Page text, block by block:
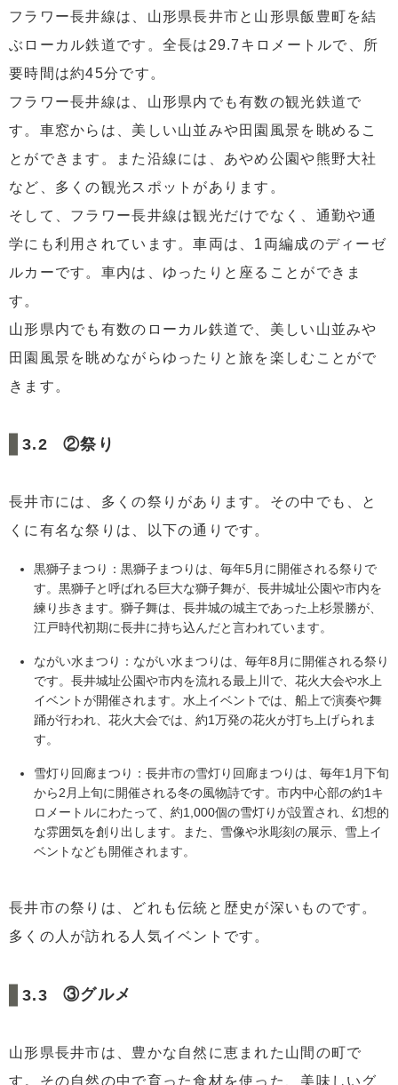
フラワー長井線は、山形県長井市と山形県飯豊町を結
ぶローカル鉄道です。全長は29.7キロメートルで、所
要時間は約45分です。
フラワー長井線は、山形県内でも有数の観光鉄道で
す。車窓からは、美しい山並みや田園風景を眺めるこ
とができます。また沿線には、あやめ公園や熊野大社
など、多くの観光スポットがあります。
そして、フラワー長井線は観光だけでなく、通勤や通
学にも利用されています。車両は、1両編成のディーゼ
ルカーです。車内は、ゆったりと座ることができま
す。
山形県内でも有数のローカル鉄道で、美しい山並みや
田園風景を眺めながらゆったりと旅を楽しむことがで
きます。
②祭り
長井市には、多くの祭りがあります。その中でも、と
くに有名な祭りは、以下の通りです。
黒獅子まつり：黒獅子まつりは、毎年5月に開催される祭りで
す。黒獅子と呼ばれる巨大な獅子舞が、長井城址公園や市内を
練り歩きます。獅子舞は、長井城の城主であった上杉景勝が、
江戸時代初期に長井に持ち込んだと言われています。
ながい水まつり：ながい水まつりは、毎年8月に開催される祭り
です。長井城址公園や市内を流れる最上川で、花火大会や水上
イベントが開催されます。水上イベントでは、船上で演奏や舞
踊が行われ、花火大会では、約1万発の花火が打ち上げられま
す。
雪灯り回廊まつり：長井市の雪灯り回廊まつりは、毎年1月下旬
から2月上旬に開催される冬の風物詩です。市内中心部の約1キ
ロメートルにわたって、約1,000個の雪灯りが設置され、幻想的
な雰囲気を創り出します。また、雪像や氷彫刻の展示、雪上イ
ベントなども開催されます。
長井市の祭りは、どれも伝統と歴史が深いものです。
多くの人が訪れる人気イベントです。
③グルメ
山形県長井市は、豊かな自然に恵まれた山間の町で
す。その自然の中で育った食材を使った、美味しいグ